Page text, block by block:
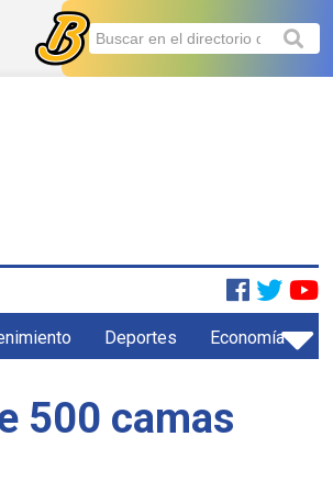
Deportes Economía
500 camas